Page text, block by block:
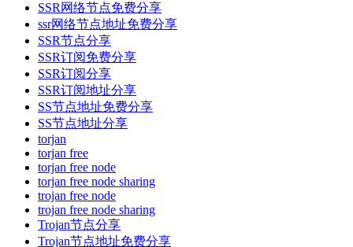
SSR网络节点免费分享
ssr网络节点地址免费分享
SSR节点分享
SSR订阅免费分享
SSR订阅分享
SSR订阅地址分享
SS节点地址免费分享
SS节点地址分享
torjan
torjan free
torjan free node
torjan free node sharing
trojan free node
trojan free node sharing
Trojan节点分享
Trojan节点地址免费分享